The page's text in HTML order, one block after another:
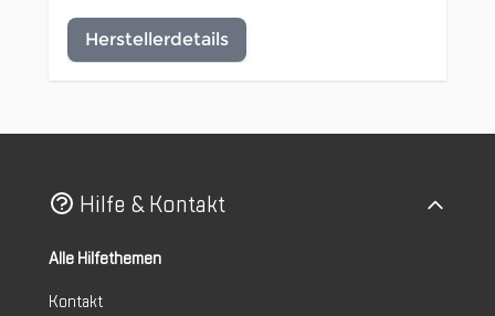
Herstellerdetails
Hilfe & Kontakt
Alle Hilfethemen
Kontakt